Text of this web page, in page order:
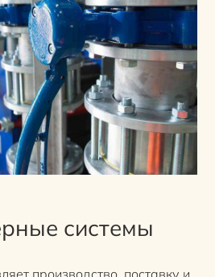
системы
производство, поставку и